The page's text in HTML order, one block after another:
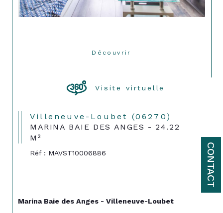
CONTACT
Découvrir
Visite virtuelle
Villeneuve-Loubet (06270)
MARINA BAIE DES ANGES - 24.22
M²
Réf : MAVST10006886
Marina Baie des Anges - Villeneuve-Loubet